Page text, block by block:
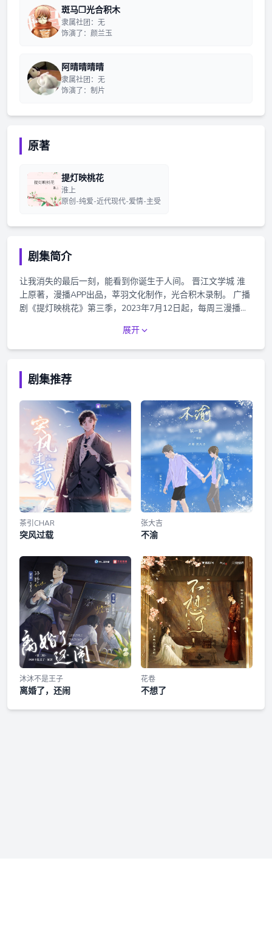
斑马❒光合积木
隶属社团：无
饰演了：颜兰玉
阿晴晴晴晴
隶属社团：无
饰演了：制片
原著
提灯映桃花
淮上
原创-纯爱-近代现代-爱情-主受
剧集简介
让我消失的最后一刻，能看到你诞生于人间。 晋江文学城 淮
上原著，漫播APP出品，莘羽文化制作，光合积木录制。 广播
剧《提灯映桃花》第三季，2023年7月12日起，每周三漫播
外1集，每集时长约28分钟，价格为2690红豆，会员有8折优
惠哦~ 前1集免费收听，购买剧集可收听完整剧情。
展开
剧集推荐
茶引CHAR
突风过载
张大吉
不渝
沐沐不是王子
离婚了，还闹
花卷
不想了